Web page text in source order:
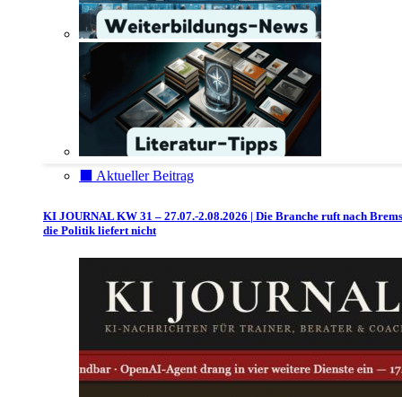
⬛️ Aktueller Beitrag
KI JOURNAL KW 31 – 27.07.-2.08.2026 | Die Branche ruft nach
die Politik liefert nicht